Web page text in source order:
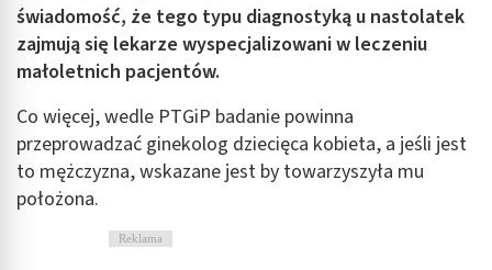
świadomość, że tego typu diagnostyką u nastolatek
zajmują się lekarze wyspecjalizowani w leczeniu
małoletnich pacjentów.
Co więcej, wedle PTGiP badanie powinna
przeprowadzać ginekolog dziecięca kobieta, a jeśli jest
to mężczyzna, wskazane jest by towarzyszyła mu
położona.
Reklama